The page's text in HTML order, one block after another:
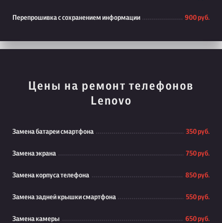
Перепрошивка с сохранением информации 900 руб.
Цены на ремонт телефонов
Lenovo
Замена батареи смартфона 350 руб.
Замена экрана 750 руб.
Замена корпуса телефона 850 руб.
Замена задней крышки смартфона 550 руб.
Замена камеры 650 руб.